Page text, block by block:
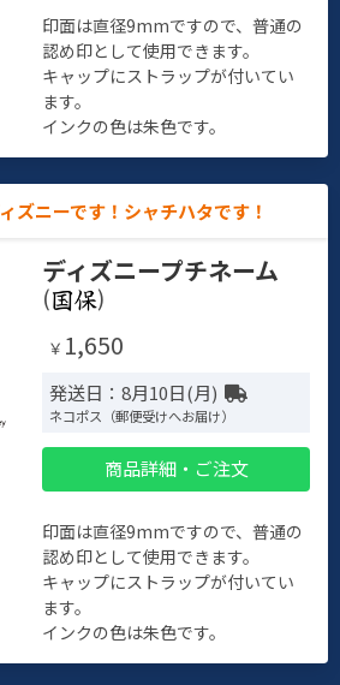
印面は直径9mmですので、普通の
認め印として使用できます。
キャップにストラップが付いてい
ます。
インクの色は朱色です。
ズニーです！シャチハタです！
ディズニープチネーム
( )
￥ 1,650
発送日：8月10日(月)
ネコポス（郵便受けへお届け）
商品詳細・ご注文
印面は直径9mmですので、普通の
認め印として使用できます。
キャップにストラップが付いてい
ます。
インクの色は朱色です。